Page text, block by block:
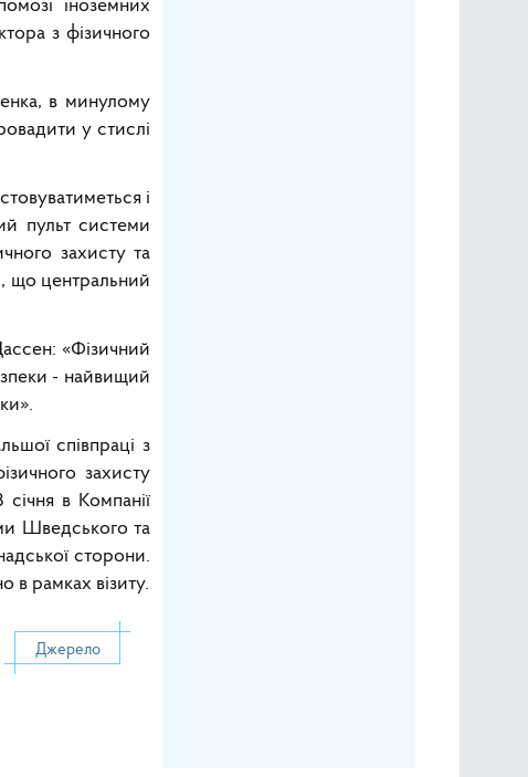
іноземних
з фізичного
в минулому
у стислі
і
пульт системи
захисту та
що центральний
«Фізичний
- найвищий
співпраці з
захисту
в Компанії
Шведського та
сторони.
в рамках візиту.
інспекція МАГАТЕ
Джерело